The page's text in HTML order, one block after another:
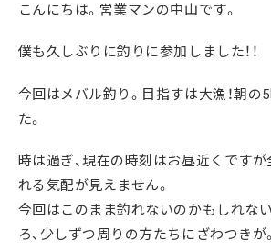
こんにちは。営業マンの中山です。
僕も久しぶりに釣りに参加しました！！
今回はメバル釣り。目指すは大漁！朝の
た。
時は過ぎ、現在の時刻はお昼近くですが
れる気配が見えません。
今回はこのまま釣れないのかもしれな
ろ、少しずつ周りの方たちにざわつきが。